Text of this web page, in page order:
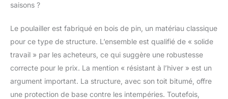
saisons ?
Le poulailler est fabriqué en bois de pin, un matériau classique
pour ce type de structure. L’ensemble est qualifié de « solide
travail » par les acheteurs, ce qui suggère une robustesse
correcte pour le prix. La mention « résistant à l’hiver » est un
argument important. La structure, avec son toit bitumé, offre
une protection de base contre les intempéries. Toutefois,